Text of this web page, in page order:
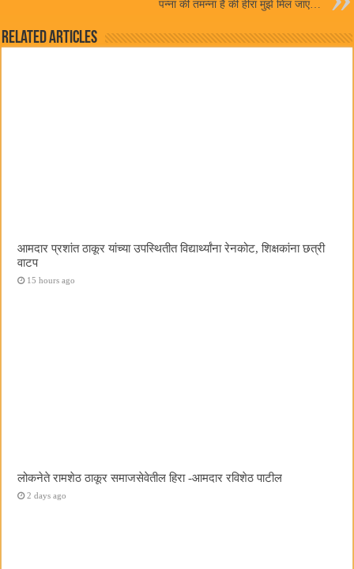
पन्ना की तमन्ना है की हीरा मुझे मिल जाए…
Related Articles
आमदार प्रशांत ठाकूर यांच्या उपस्थितीत विद्यार्थ्यांना रेनकोट, शिक्षकांना छत्री
वाटप
15 hours ago
लोकनेते रामशेठ ठाकूर समाजसेवेतील हिरा -आमदार रविशेठ पाटील
2 days ago